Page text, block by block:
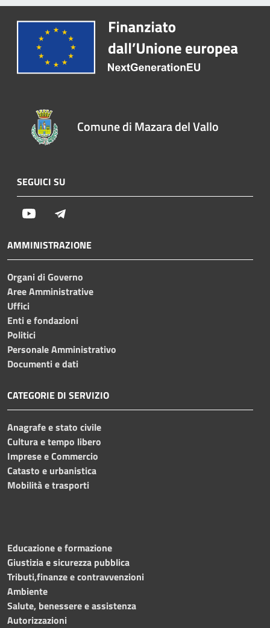
Comune di Mazara del Vallo
SEGUICI SU
Youtube
AMMINISTRAZIONE
Organi di Governo
Aree Amministrative
Uffici
Enti e fondazioni
Politici
Personale Amministrativo
Documenti e dati
CATEGORIE DI SERVIZIO
Anagrafe e stato civile
Cultura e tempo libero
Imprese e Commercio
Catasto e urbanistica
Mobilità e trasporti
Educazione e formazione
Giustizia e sicurezza pubblica
Tributi,finanze e contravvenzioni
Ambiente
Salute, benessere e assistenza
Autorizzazioni